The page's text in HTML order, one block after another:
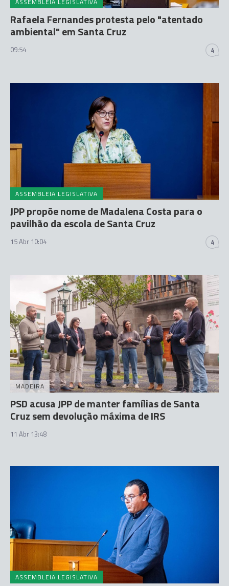
Rafaela Fernandes protesta pelo "atentado
ambiental" em Santa Cruz
09:54 4
ASSEMBLEIA LEGISLATIVA
JPP propõe nome de Madalena Costa para o
pavilhão da escola de Santa Cruz
15 Abr 10:04 4
MADEIRA
PSD acusa JPP de manter famílias de Santa
Cruz sem devolução máxima de IRS
11 Abr 13:48
ASSEMBLEIA LEGISLATIVA